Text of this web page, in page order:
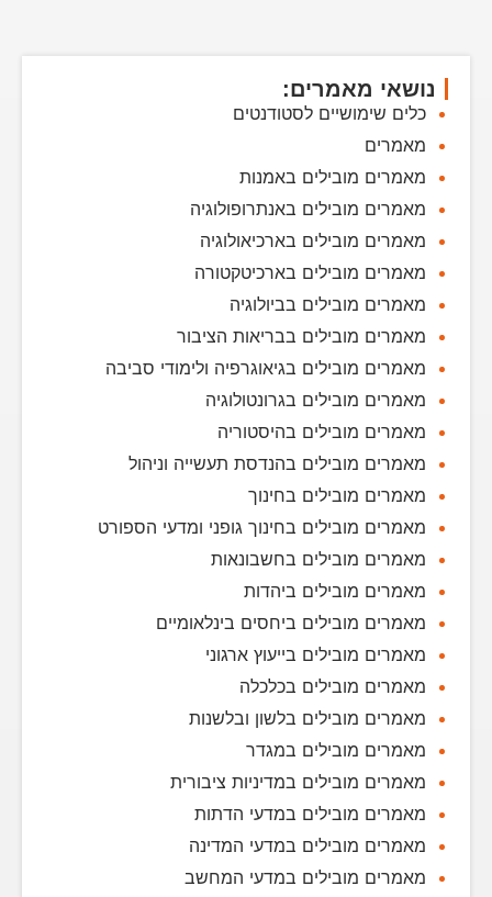
נושאי מאמרים:
כלים שימושיים לסטודנטים
מאמרים
מאמרים מובילים באמנות
מאמרים מובילים באנתרופולוגיה
מאמרים מובילים בארכיאולוגיה
מאמרים מובילים בארכיטקטורה
מאמרים מובילים בביולוגיה
מאמרים מובילים בבריאות הציבור
מאמרים מובילים בגיאוגרפיה ולימודי סביבה
מאמרים מובילים בגרונטולוגיה
מאמרים מובילים בהיסטוריה
מאמרים מובילים בהנדסת תעשייה וניהול
מאמרים מובילים בחינוך
מאמרים מובילים בחינוך גופני ומדעי הספורט
מאמרים מובילים בחשבונאות
מאמרים מובילים ביהדות
מאמרים מובילים ביחסים בינלאומיים
מאמרים מובילים בייעוץ ארגוני
מאמרים מובילים בכלכלה
מאמרים מובילים בלשון ובלשנות
מאמרים מובילים במגדר
מאמרים מובילים במדיניות ציבורית
מאמרים מובילים במדעי הדתות
מאמרים מובילים במדעי המדינה
מאמרים מובילים במדעי המחשב